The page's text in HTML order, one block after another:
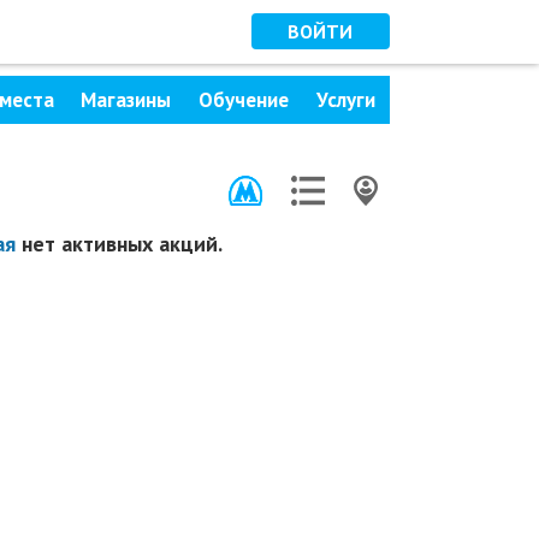
ВОЙТИ
Магазины Обучение Услуги
нет активных акций.